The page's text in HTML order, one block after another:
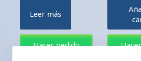
Leer más
Hacer pedido